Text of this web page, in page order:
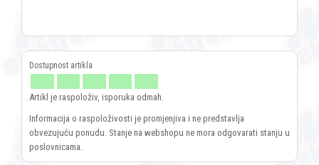
Artikl je raspoloživ, isporuka odmah.
Informacija o raspoloživosti je promjenjiva i ne predstavlja
obvezujuću ponudu. Stanje na webshopu ne mora odgovarati stanju u
poslovnicama.